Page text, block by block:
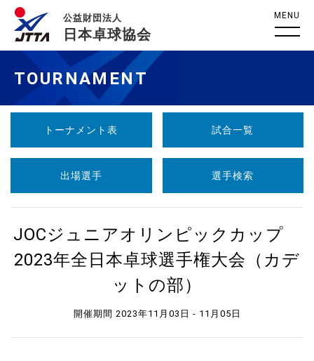
公益財団法人
日本卓球協会
MENU
TOURNAMENT
トーナメント表 試合一覧
出場選手 選手検索
JOCジュニアオリンピックカップ
2023年全日本卓球選手権大会（カデ
ットの部）
開催期間 2023年11月03日 - 11月05日